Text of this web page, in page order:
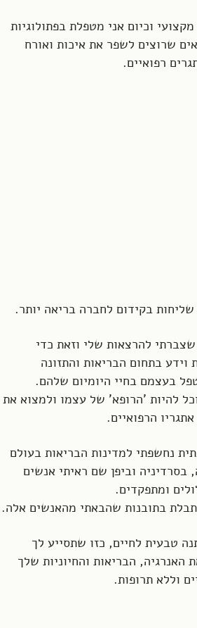
וכיום אני מטפלת בפתולוגיות
שרוצים לשפר את איכות ואורח
רפואיים.
בקידום לחברה בריאה יותר.
להרצאות שלי וזאת כדי
וידע בתחום הבריאות והתזונה
בעצמם בחיי היומיום שלהם.
להיות 'הרופא' של עצמו ולמצוא את
הרפואיים.
נחשפתי למדינות הבריאות בעולם
בסרדיניה וביפן שם ראיתי אנשים
בתובנות שהבאתי מהאנשים אלה.
טבעית לחיים, כזו שתסייע לך
הבריאות והחיוניות שלך
וללא תרופות.